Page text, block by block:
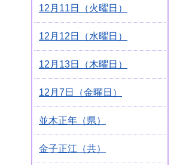
12月11日（火曜日）
12月12日（水曜日）
12月13日（木曜日）
12月7日（金曜日）
並木正年（県）
金子正江（共）